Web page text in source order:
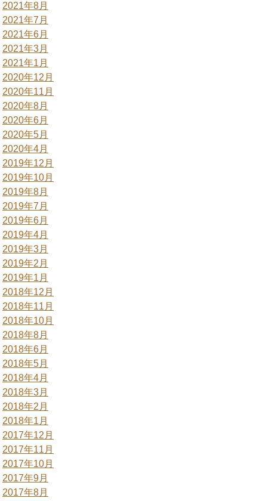
2021年8月
2021年7月
2021年6月
2021年3月
2021年1月
2020年12月
2020年11月
2020年8月
2020年6月
2020年5月
2020年4月
2019年12月
2019年10月
2019年8月
2019年7月
2019年6月
2019年4月
2019年3月
2019年2月
2019年1月
2018年12月
2018年11月
2018年10月
2018年8月
2018年6月
2018年5月
2018年4月
2018年3月
2018年2月
2018年1月
2017年12月
2017年11月
2017年10月
2017年9月
2017年8月